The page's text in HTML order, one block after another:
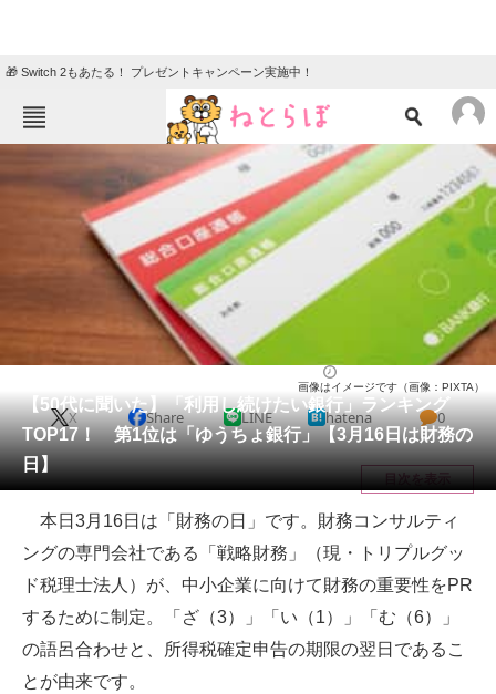
🎁 Switch 2もあたる！ プレゼントキャンペーン実施中！
ねとらぼメニュー
TOP ニュース
クイズ
地域
住まい 教育・育児
会員記事
メディア
注目記事を集めた総合ページ
ITの今と未来を見通す
スマホと通信の最新トレンド
進化するPCとデバイスの未来
好きが集まる 比べて選べる
【50代に聞いた】「利用し続けたい銀行」ランキング
TOP17！ 第1位は「ゆうちょ銀行」【3月16日は財務の
日】
画像はイメージです（画像：PIXTA）
X Share LINE hatena 0
目次を表示
本日3月16日は「財務の日」です。財務コンサルティ
ングの専門会社である「戦略財務」（現・トリプルグッ
ド税理士法人）が、中小企業に向けて財務の重要性をPR
するために制定。「ざ（3）」「い（1）」「む（6）」
の語呂合わせと、所得税確定申告の期限の翌日であるこ
とが由来です。